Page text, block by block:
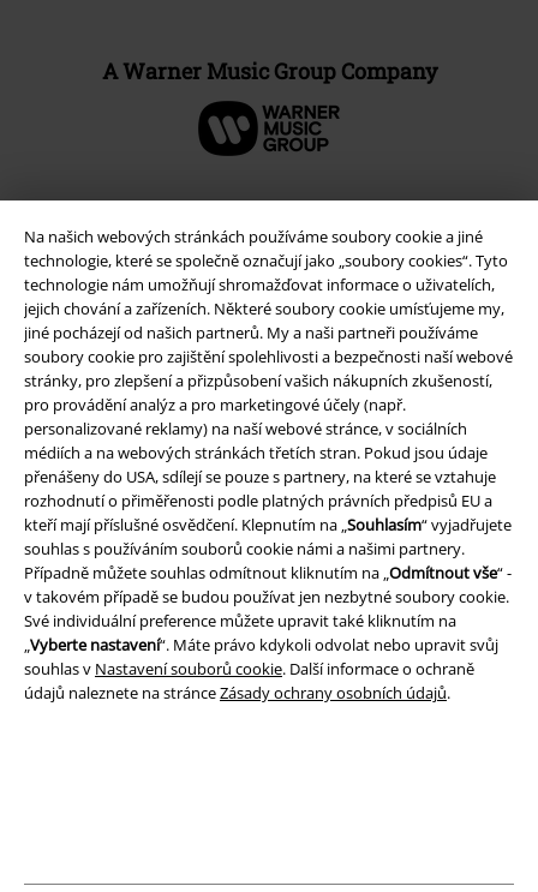
Na našich webových stránkách používáme soubory cookie a jiné
technologie, které se společně označují jako „soubory cookies“. Tyto
technologie nám umožňují shromažďovat informace o uživatelích,
jejich chování a zařízeních. Některé soubory cookie umísťujeme my,
jiné pocházejí od našich partnerů. My a naši partneři používáme
soubory cookie pro zajištění spolehlivosti a bezpečnosti naší webové
stránky, pro zlepšení a přizpůsobení vašich nákupních zkušeností,
pro provádění analýz a pro marketingové účely (např.
personalizované reklamy) na naší webové stránce, v sociálních
médiích a na webových stránkách třetích stran. Pokud jsou údaje
přenášeny do USA, sdílejí se pouze s partnery, na které se vztahuje
rozhodnutí o přiměřenosti podle platných právních předpisů EU a
kteří mají příslušné osvědčení. Klepnutím na „Souhlasím“ vyjadřujete
souhlas s používáním souborů cookie námi a našimi partnery.
Případně můžete souhlas odmítnout kliknutím na „Odmítnout vše“ -
v takovém případě se budou používat jen nezbytné soubory cookie.
Své individuální preference můžete upravit také kliknutím na
„Vyberte nastavení“. Máte právo kdykoli odvolat nebo upravit svůj
souhlas v Nastavení souborů cookie. Další informace o ochraně
údajů naleznete na stránceZásady ochrany osobních údajů.
A Warner Music Group Company
Právní informace
Podmínky
Prohlášení
Ochrana osobních údajů
Likvidace odpadu a ochrana životního prostředí
Prohlášení o shodě